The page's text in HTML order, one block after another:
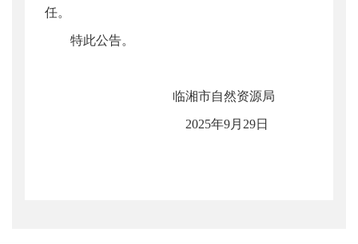
任。
特此公告。
临湘市自然资源局
2025年9月29日